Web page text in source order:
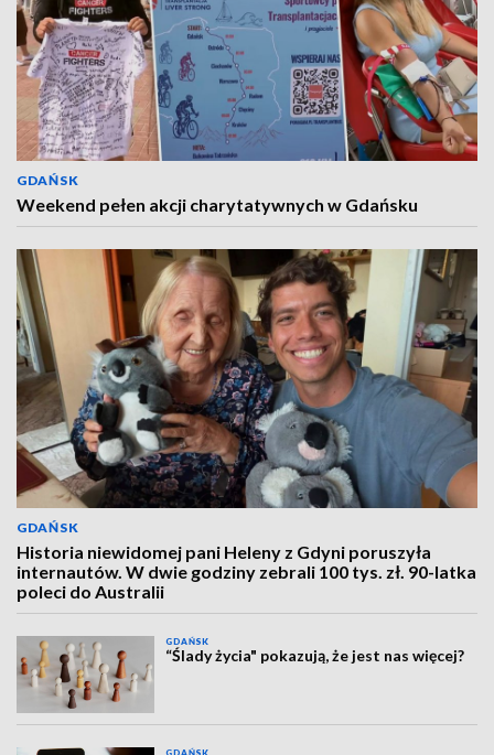
GDAŃSK
Weekend pełen akcji charytatywnych w Gdańsku
GDAŃSK
Historia niewidomej pani Heleny z Gdyni poruszyła
internautów. W dwie godziny zebrali 100 tys. zł. 90-latka
poleci do Australii
GDAŃSK
“Ślady życia" pokazują, że jest nas więcej?